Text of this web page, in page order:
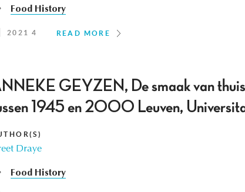
Food History
2021 4 READ MORE
GEYZEN, De smaak van
1945 en 2000 Leuven,
Draye
Food History